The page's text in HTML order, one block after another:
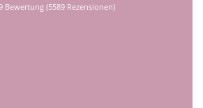
Bewertung (5589 Rezensionen)